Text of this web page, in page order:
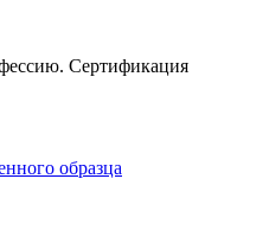
Сертификация
образца